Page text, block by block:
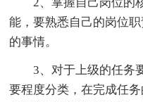
能，要熟悉自己的岗位
的事情。
3、对于上级的任务
要程度分类，在完成任